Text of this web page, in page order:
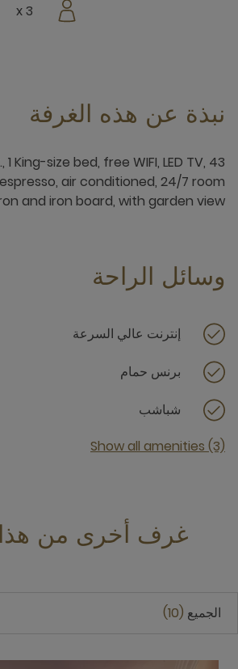
3 x
نبذة عن هذه الغرفة
1 King-size bed, free WIFI, LED TV,
air conditioned, 24/7 room
and iron board, with garden view
وسائل الراحة
إنترنت عالي السرعة
برنس حمام
شباشب
Show all amenities (3)
غرف أخرى من هذا
الجميع 10